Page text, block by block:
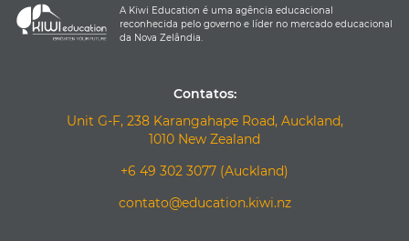
A Kiwi Education é uma agência educacional
reconhecida pelo governo e líder no mercado educacional
da Nova Zelândia.
Contatos:
Unit G-F, 238 Karangahape Road, Auckland,
1010 New Zealand
+6 49 302 3077 (Auckland)
contato@education.kiwi.nz